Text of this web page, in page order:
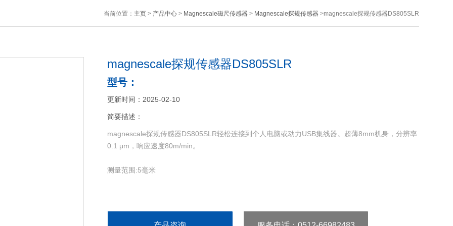
当前位置： 主页> 产品中心> Magnescale磁尺传感器 > Magnescale探规传感器 >magnescale探规传感器DS805SLR
magnescale探规传感器DS805SLR
型号：
更新时间：2025-02-10
简要描述：
magnescale探规传感器DS805SLR轻松连接到个人电脑或动力USB集线器。超薄8mm机身，分辨率
0.1 μm，响应速度80m/min。
测量范围:5毫米